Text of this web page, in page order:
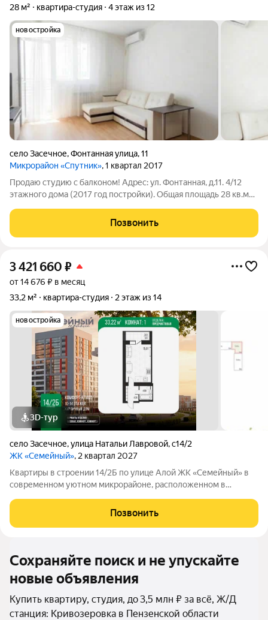
28 м² квартира-студия 4 этаж из 12
новостройка
село Засечное,Фонтанная улица,11
Микрорайон «Спутник», 1 квартал 2017
Продаю студию с балконом! Адрес: ул. Фонтанная, д.11. 4/12
этажного дома (2017 год постройки). Общая площадь 28 кв.м
Светлые обои - Напольное покрытие линолеум - Белые
матовые потолки со
Позвонить
3 421 660 ₽
от 14 676 ₽ в месяц
33,2 м²
квартира-студия 2 этаж из 14
новостройка
3D-тур
село Засечное,улица Натальи Лавровой,с14/2
ЖК «Семейный», 2 квартал 2027
Квартиры в строении 14/2Б по улице Алой ЖК «Семейный» в
современном уютном микрорайоне, расположенном в
комплекс создан для комфортной семейной жизни: авторская
архитектура, зеленые дворы, детские
Позвонить
Сохраняйте поиск и не упускайте
новые объявления
Купить квартиру, студия, до 3,5 млн ₽ за всё, Ж/Д
станция: Кривозеровка в Пензенской области